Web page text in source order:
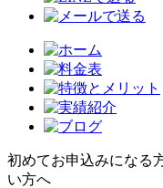
初めてお申込みになる
い方へ